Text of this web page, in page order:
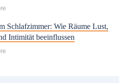
Schlafzimmer: Wie Räume Lust,
Intimität beeinflussen